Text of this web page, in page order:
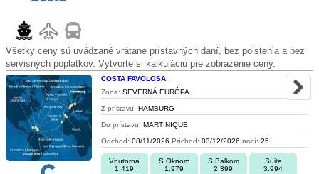
Všetky ceny sú uvádzané vrátane prístavných daní, bez poistenia a bez
servisných poplatkov. Vytvorte si kalkuláciu pre zobrazenie ceny.
COSTA FAVOLOSA
Zona: SEVERNÁ EURÓPA
Z prístavu: HAMBURG
Do prístavu: MARTINIQUE
Odchod: 08/11/2026 Príchod: 03/12/2026 nocí: 25
Vnútorná
1.419
S Oknom
1.979
S Balkóm
2.399
Suite
3.994